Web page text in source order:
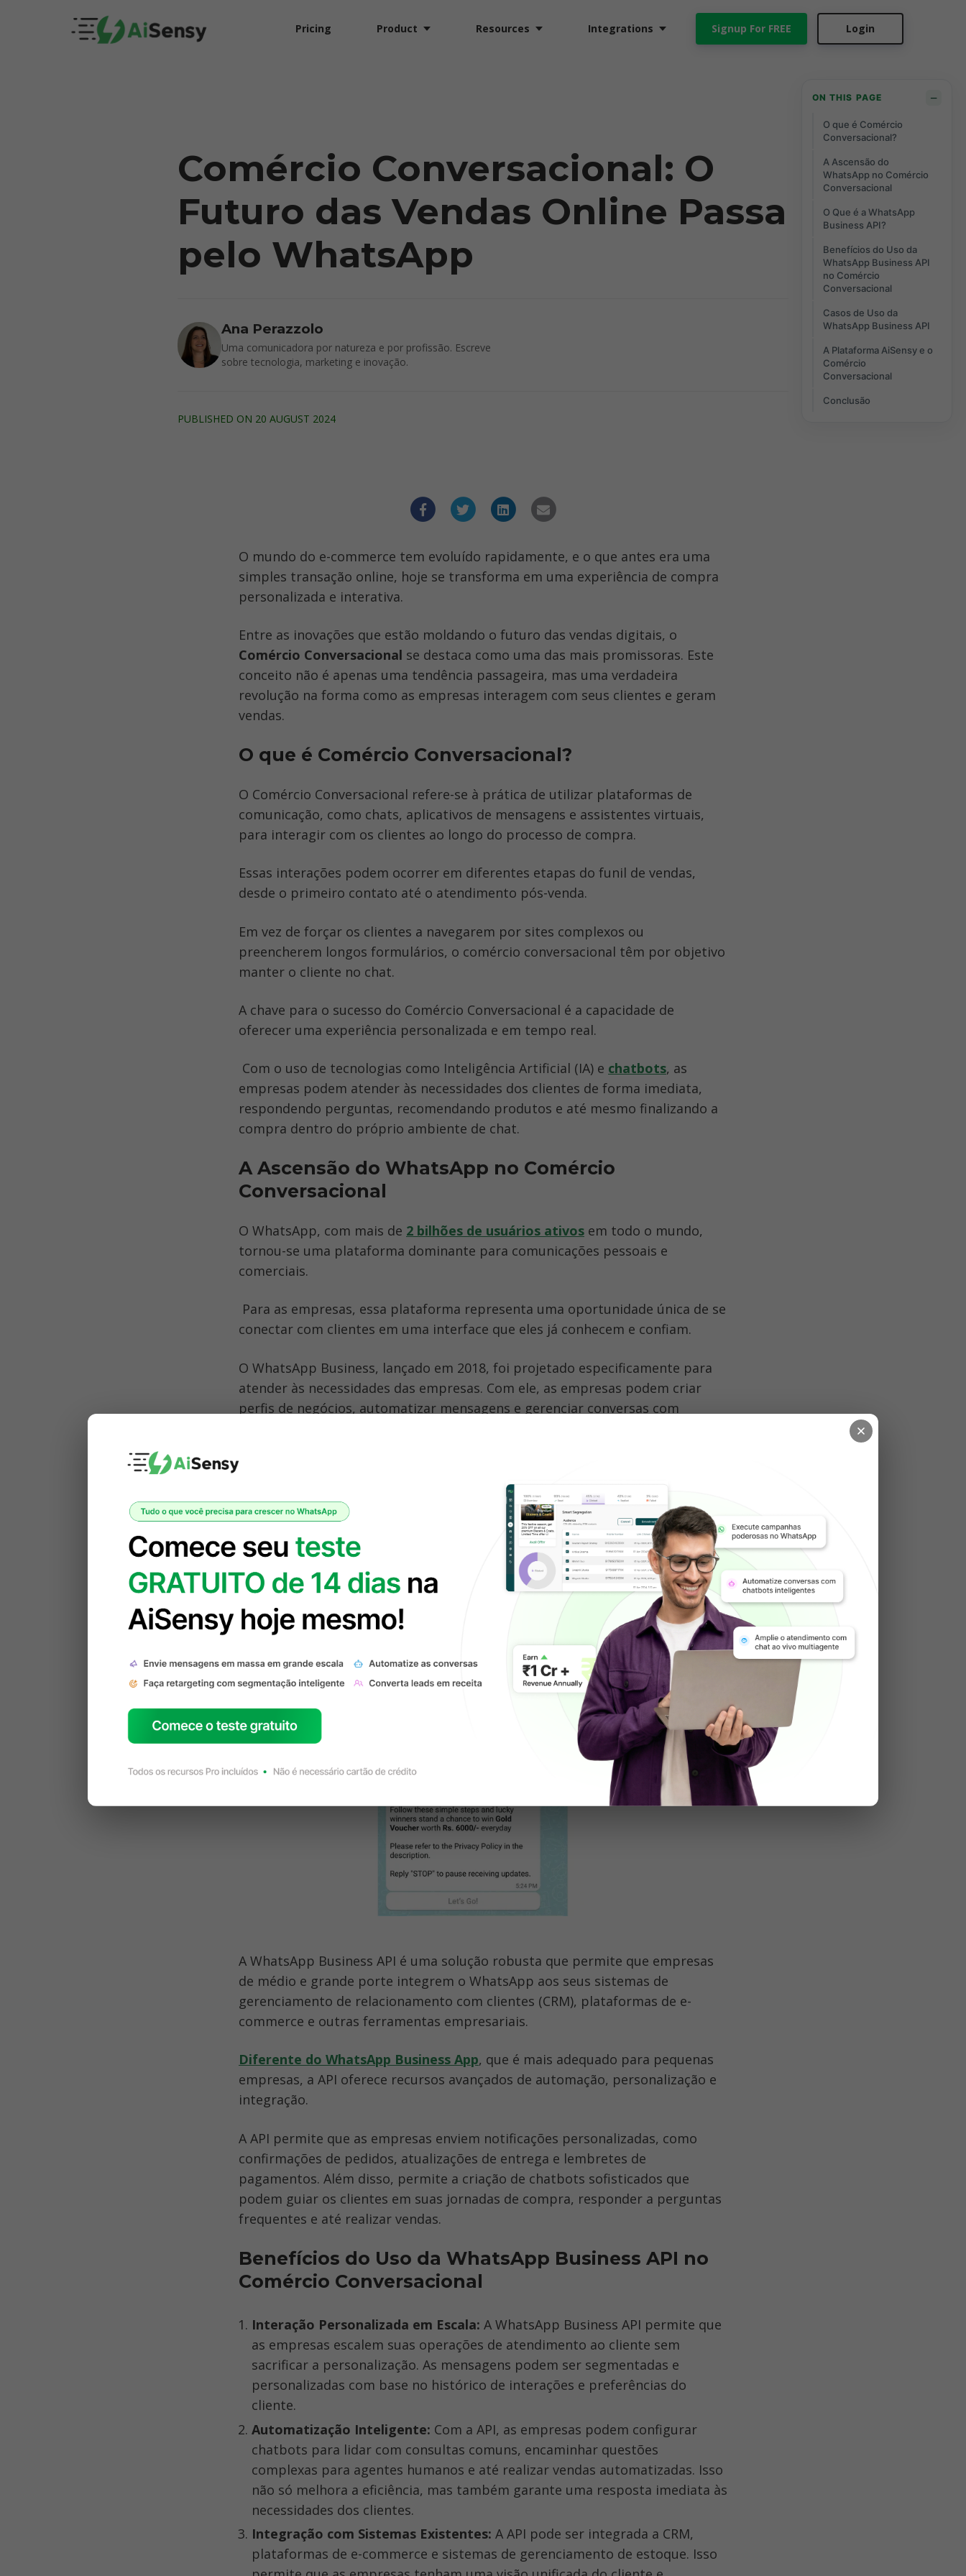
Pricing Product Resources Integrations Login
Signup For FREE
Comércio Conversacional: O
Futuro das Vendas Online Passa
pelo WhatsApp
Ana Perazzolo
Uma comunicadora por natureza e por profissão. Escreve
sobre tecnologia, marketing e inovação.
PUBLISHED ON 20 AUGUST 2024
O mundo do e-commerce tem evoluído rapidamente, e o que antes era uma
simples transação online, hoje se transforma em uma experiência de compra
personalizada e interativa.
Comércio Conversacional se destaca como uma das mais promissoras. Este
conceito não é apenas uma tendência passageira, mas uma verdadeira
revolução na forma como as empresas interagem com seus clientes e geram
vendas.
O que é Comércio Conversacional?
O Comércio Conversacional refere-se à prática de utilizar plataformas de
comunicação, como chats, aplicativos de mensagens e assistentes virtuais,
para interagir com os clientes ao longo do processo de compra.
Essas interações podem ocorrer em diferentes etapas do funil de vendas,
desde o primeiro contato até o atendimento pós-venda.
Em vez de forçar os clientes a navegarem por sites complexos ou
preencherem longos formulários, o comércio conversacional têm por objetivo
manter o cliente no chat.
A chave para o sucesso do Comércio Conversacional é a capacidade de
oferecer uma experiência personalizada e em tempo real.
Com o uso de tecnologias como Inteligência Artificial (IA) e chatbots, as
empresas podem atender às necessidades dos clientes de forma imediata,
respondendo perguntas, recomendando produtos e até mesmo finalizando a
compra dentro do próprio ambiente de chat.
A Ascensão do WhatsApp no Comércio
Conversacional
O WhatsApp, com mais de 2 bilhões de usuários ativos em todo o mundo,
tornou-se uma plataforma dominante para comunicações pessoais e
comerciais.
conectar com clientes em uma interface que eles já conhecem e confiam.
O WhatsApp Business, lançado em 2018, foi projetado especificamente para
atender às necessidades das empresas. Com ele, as empresas podem criar
perfis de negócios, automatizar mensagens e gerenciar conversas com
O Que é a WhatsApp Business API?
A WhatsApp Business API é uma solução robusta que permite que empresas
de médio e grande porte integrem o WhatsApp aos seus sistemas de
gerenciamento de relacionamento com clientes (CRM), plataformas de e-
commerce e outras ferramentas empresariais.
Diferente do WhatsApp Business App, que é mais adequado para pequenas
empresas, a API oferece recursos avançados de automação, personalização e
integração.
A API permite que as empresas enviem notificações personalizadas, como
confirmações de pedidos, atualizações de entrega e lembretes de
pagamentos. Além disso, permite a criação de chatbots sofisticados que
podem guiar os clientes em suas jornadas de compra, responder a perguntas
frequentes e até realizar vendas.
Benefícios do Uso da WhatsApp Business API no
Comércio Conversacional
Interação Personalizada em Escala: A WhatsApp Business API permite que
as empresas escalem suas operações de atendimento ao cliente sem
sacrificar a personalização. As mensagens podem ser segmentadas e
personalizadas com base no histórico de interações e preferências do
cliente.
Automatização Inteligente: Com a API, as empresas podem configurar
chatbots para lidar com consultas comuns, encaminhar questões
complexas para agentes humanos e até realizar vendas automatizadas. Isso
não só melhora a eficiência, mas também garante uma resposta imediata às
necessidades dos clientes.
Integração com Sistemas Existentes: A API pode ser integrada a CRM,
plataformas de e-commerce e sistemas de gerenciamento de estoque. Isso
ON THIS PAGE −
O que é Comércio
Conversacional?
A Ascensão do
WhatsApp no Comércio
Conversacional
O Que é a WhatsApp
Business API?
Benefícios do Uso da
WhatsApp Business API
no Comércio
Conversacional
Casos de Uso da
WhatsApp Business API
A Plataforma AiSensy e o
Comércio
Conversacional
Conclusão